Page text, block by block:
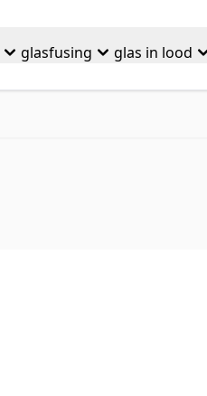
glasfusing glas in lood